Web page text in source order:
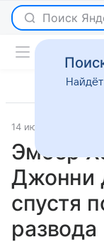
Поиск
14 июня 2023
Эмбер
Джонни
спустя
развода